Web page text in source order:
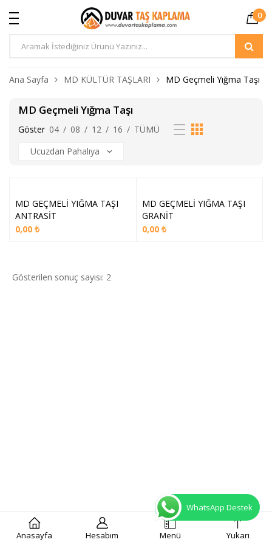
0
Ürün
Anasayfa Hesabım Menü Yukarı
Ana Sayfa MD KÜLTÜR TAŞLARI MD Geçmeli Yığma Taşı
MD Geçmeli Yığma Taşı
Göster 04 / 08 / 12 / 16 / TÜMÜ
MD GEÇMELİ YIĞMA TAŞI
ANTRASİT
0,00 ₺
MD GEÇMELİ YIĞMA TAŞI
GRANİT
0,00 ₺
Gösterilen sonuç sayısı: 2
WhatsApp Destek